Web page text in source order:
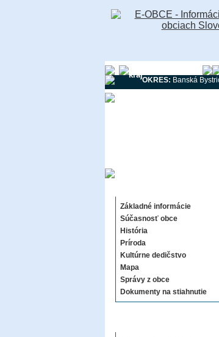
kraj
OKRES: Banská
Základné informácie
Súčasnosť obce
História
Príroda
Kultúrne dedičstvo
Mapa
Správy z obce
Dokumenty na stiahnutie